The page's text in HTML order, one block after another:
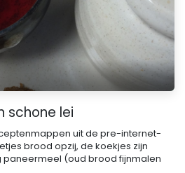
schone lei
uit de pre-internet-
brood opzij, de koekjes zijn
paneermeel (oud brood fijnmalen